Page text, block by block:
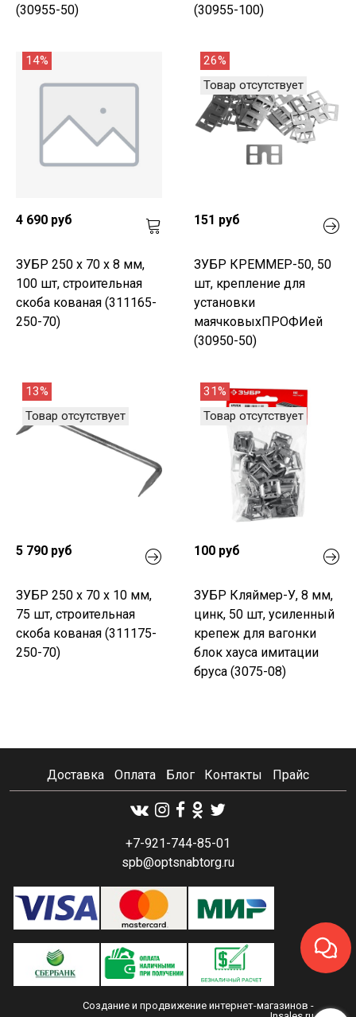
(30955-50)
(30955-100)
14%
4 690 руб
ЗУБР 250 x 70 x 8 мм,
100 шт, строительная
скоба кованая (311165-
250-70)
26%
Товар отсутствует
151 руб
ЗУБР КРЕММЕР-50, 50
шт, крепление для
установки
маячковыхПРОФИей
(30950-50)
13%
Товар отсутствует
5 790 руб
ЗУБР 250 x 70 x 10 мм,
75 шт, строительная
скоба кованая (311175-
250-70)
31%
Товар отсутствует
100 руб
ЗУБР Кляймер-У, 8 мм,
цинк, 50 шт, усиленный
крепеж для вагонки
блок хауса имитации
бруса (3075-08)
Доставка Оплата Блог Контакты Прайс
+7-921-744-85-01
spb@optsnabtorg.ru
Создание и продвижение интернет-магазинов -